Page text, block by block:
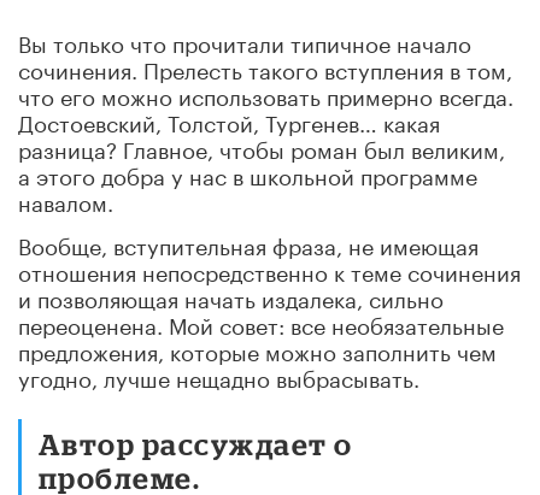
Вы только что прочитали типичное начало
сочинения. Прелесть такого вступления в том,
что его можно использовать примерно всегда.
Достоевский, Толстой, Тургенев… какая
разница? Главное, чтобы роман был великим,
а этого добра у нас в школьной программе
навалом.
Вообще, вступительная фраза, не имеющая
отношения непосредственно к теме сочинения
и позволяющая начать издалека, сильно
переоценена. Мой совет: все необязательные
предложения, которые можно заполнить чем
угодно, лучше нещадно выбрасывать.
Автор рассуждает о
проблеме.